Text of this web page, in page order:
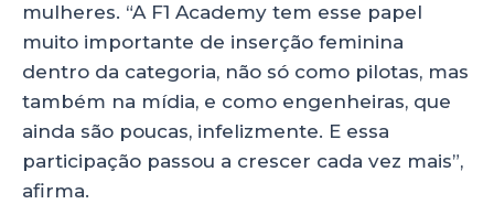
mulheres. “A F1 Academy tem esse papel
muito importante de inserção feminina
dentro da categoria, não só como pilotas, mas
também na mídia, e como engenheiras, que
ainda são poucas, infelizmente. E essa
participação passou a crescer cada vez mais”,
afirma.